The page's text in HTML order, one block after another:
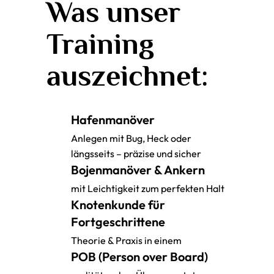
Was unser
Training
auszeichnet:
Hafenmanöver
Anlegen mit Bug, Heck oder
längsseits – präzise und sicher
Bojenmanöver & Ankern
mit Leichtigkeit zum perfekten Halt
Knotenkunde für
Fortgeschrittene
Theorie & Praxis in einem
POB (Person over Board)